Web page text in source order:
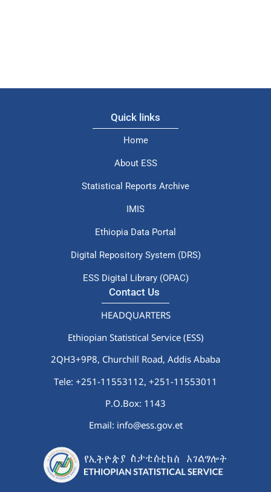
Quick links
Home
About ESS
Statistical Reports Archive
IMIS
Ethiopia Data Portal
Digital Repository System (DRS)
ESS Digital Library (OPAC)
Contact Us
HEADQUARTERS
Ethiopian Statistical Service (ESS)
2QH3+9P8, Churchill Road, Addis Ababa
Tele: +251-11553112, +251-11553011
P.O.Box: 1143
Email: info@ess.gov.et